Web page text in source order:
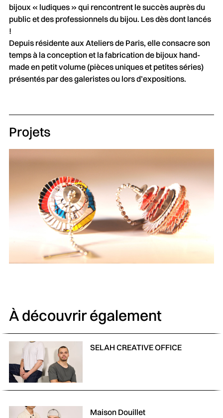
bijoux « ludiques » qui rencontrent le succès auprès du
public et des professionnels du bijou. Les dès dont lancés
!
Depuis résidente aux Ateliers de Paris, elle consacre son
temps à la conception et la fabrication de bijoux hand-
made en petit volume (pièces uniques et petites séries)
présentés par des galeristes ou lors d’expositions.
Projets
À découvrir également
SELAH CREATIVE OFFICE
Maison Douillet